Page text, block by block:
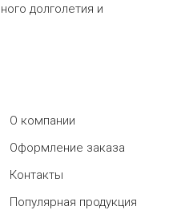
долголетия и
О компании
Оформление заказа
Контакты
Популярная продукция